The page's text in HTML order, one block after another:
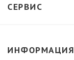
СЕРВИС
ИНФОРМАЦИЯ